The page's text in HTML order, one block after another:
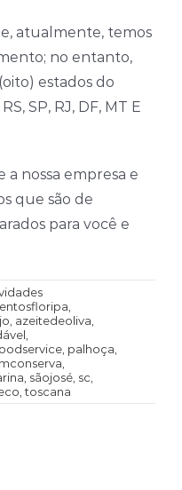
atualmente, temos
no entanto,
estados do
SP, RJ, DF, MT E
a nossa empresa e
que são de
para você e
azeitedeoliva
, palhoça
sãojosé, sc
,toscana